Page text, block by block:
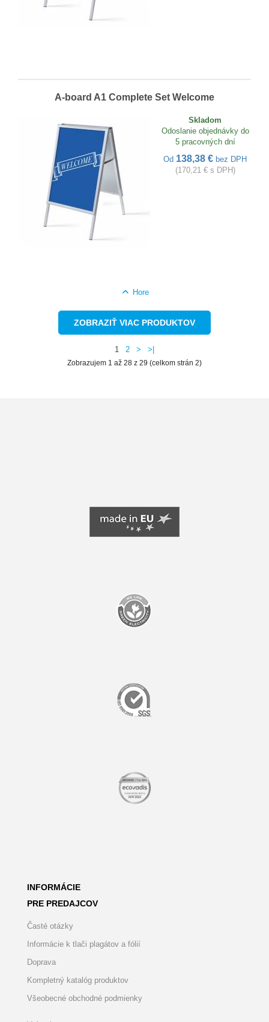
A-board A1 Complete Set Welcome
Skladom
Odoslanie objednávky do
5 pracovných dní
Od 138,38 € bez DPH
(170,21 € s DPH)
Hore
ZOBRAZIŤ VIAC PRODUKTOV
1 2 > >|
Zobrazujem 1 až 28 z 29 (celkom strán 2)
INFORMÁCIE
PRE PREDAJCOV
Časté otázky
Informácie k tlači plagátov a fólií
Doprava
Kompletný katalóg produktov
Všeobecné obchodné podmienky